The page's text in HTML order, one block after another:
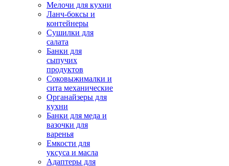
Мелочи для кухни
Ланч-боксы и
контейнеры
Сушилки для
салата
Банки для
сыпучих
продуктов
Соковыжималки и
сита механические
Органайзеры для
кухни
Банки для меда и
вазочки для
варенья
Емкости для
уксуса и масла
Адаптеры для